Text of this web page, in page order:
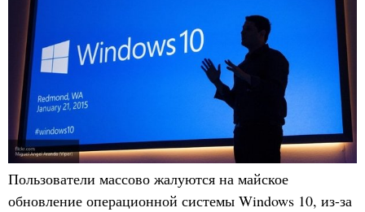
Пользователи массово жалуются на майское
обновление операционной системы Windows 10, из-за